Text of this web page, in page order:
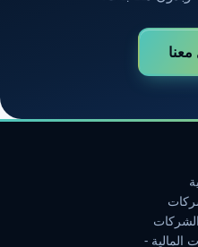
الشركات
المالية -